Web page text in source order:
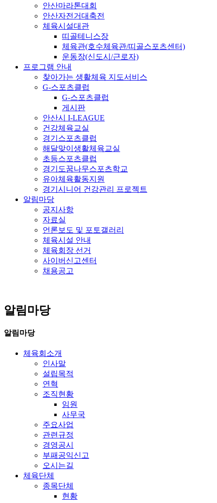
안산마라톤대회
안산자전거대축전
체육시설대관
띠골테니스장
체육관(호수체육관/띠골스포츠센터)
운동장(신도시/근로자)
프로그램 안내
찾아가는 생활체육 지도서비스
G-스포츠클럽
G-스포츠클럽
게시판
안산시 I-LEAGUE
건강체육교실
경기스포츠클럽
해달맞이생활체육교실
초등스포츠클럽
경기도꿈나무스포츠학교
유아체육활동지원
경기시니어 건강관리 프로젝트
알림마당
공지사항
자료실
언론보도 및 포토갤러리
체육시설 안내
체육회장 선거
사이버신고센터
채용공고
알림마당
알림마당
체육회소개
인사말
설립목적
연혁
조직현황
임원
사무국
주요사업
관련규정
경영공시
부패공익신고
오시는길
체육단체
종목단체
현황